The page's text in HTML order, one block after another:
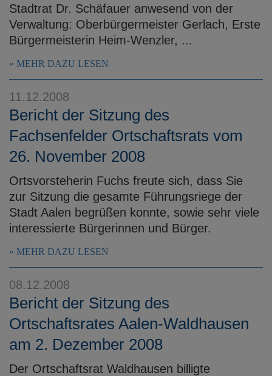
Stadtrat Dr. Schäfauer anwesend von der
Verwaltung: Oberbürgermeister Gerlach, Erste
Bürgermeisterin Heim-Wenzler, ...
MEHR DAZU LESEN
11.12.2008
Bericht der Sitzung des
Fachsenfelder Ortschaftsrats vom
26. November 2008
Ortsvorsteherin Fuchs freute sich, dass Sie
zur Sitzung die gesamte Führungsriege der
Stadt Aalen begrüßen konnte, sowie sehr viele
interessierte Bürgerinnen und Bürger.
MEHR DAZU LESEN
08.12.2008
Bericht der Sitzung des
Ortschaftsrates Aalen-Waldhausen
am 2. Dezember 2008
Der Ortschaftsrat Waldhausen billigte